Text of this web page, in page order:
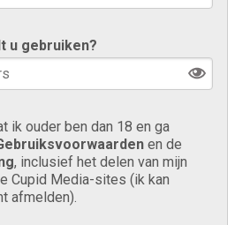
u gebruiken?
ik ouder ben dan 18 en ga
en de
, inclusief het delen van mijn
Cupid Media-sites (ik kan
afmelden).